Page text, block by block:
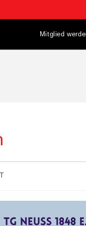
Mitglied